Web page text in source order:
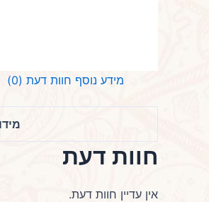
מידע נוסף חוות דעת (0)
חוות דעת
אין עדיין חוות דעת.